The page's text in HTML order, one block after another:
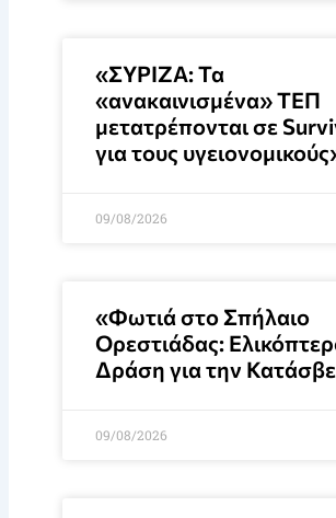
«ΣΥΡΙΖΑ: Τα
«ανακαινισμένα» ΤΕΠ
μετατρέπονται σε
για τους
09/08/2026
«Φωτιά στο Σπήλαιο
Ορεστιάδας:
Δράση για την
09/08/2026